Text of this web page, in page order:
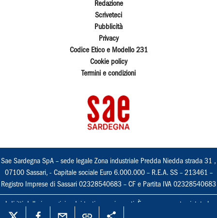
Redazione
Scriveteci
Pubblicità
Privacy
Codice Etico e Modello 231
Cookie policy
Termini e condizioni
Sae Sardegna SpA – sede legale Zona industriale Predda Niedda strada 31 ,
07100 Sassari, - Capitale sociale Euro 6.000.000 – R.E.A. SS – 213461 –
Registro Imprese di Sassari 02328540683 – CF e Partita IVA 02328540683
I diritti delle immagini e dei testi sono riservati. È espressamente vietata la
loro riproduzione con qualsiasi mezzo e l'adattamento totale o parziale.